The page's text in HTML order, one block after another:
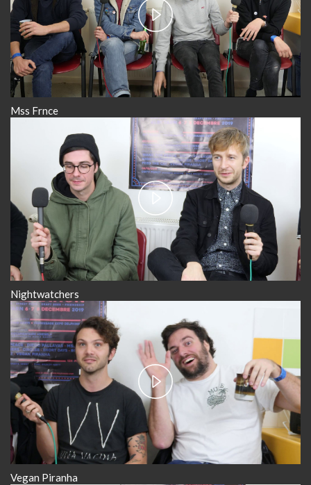
Play
Video
Mss Frnce
Play
Video
Nightwatchers
Play
Video
Vegan Piranha